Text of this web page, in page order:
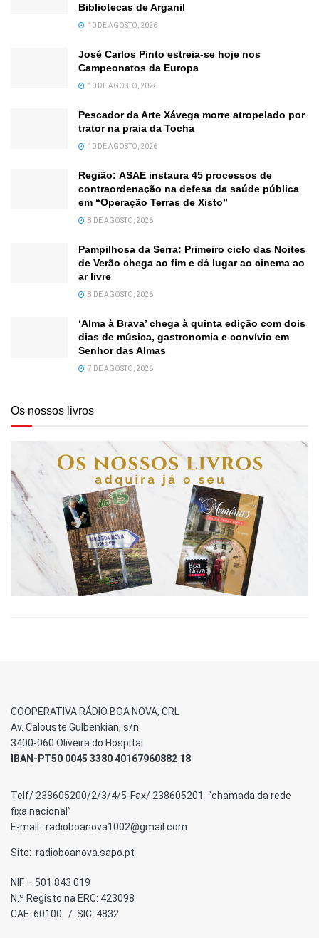
Bibliotecas de Arganil
10 DE AGOSTO, 2026
José Carlos Pinto estreia-se hoje nos
Campeonatos da Europa
10 DE AGOSTO, 2026
Pescador da Arte Xávega morre atropelado por
trator na praia da Tocha
10 DE AGOSTO, 2026
Região: ASAE instaura 45 processos de
contraordenação na defesa da saúde pública
em “Operação Terras de Xisto”
8 DE AGOSTO, 2026
Pampilhosa da Serra: Primeiro ciclo das Noites
de Verão chega ao fim e dá lugar ao cinema ao
ar livre
8 DE AGOSTO, 2026
‘Alma à Brava’ chega à quinta edição com dois
dias de música, gastronomia e convívio em
Senhor das Almas
7 DE AGOSTO, 2026
Os nossos livros
COOPERATIVA RÁDIO BOA NOVA, CRL
Av. Calouste Gulbenkian, s/n
3400-060 Oliveira do Hospital
IBAN-PT50 0045 3380 40167960882 18
Telf/ 238605200/2/3/4/5-Fax/ 238605201 “chamada da rede
fixa nacional”
E-mail: radioboanova1002@gmail.com
Site: radioboanova.sapo.pt
NIF – 501 843 019
N.º Registo na ERC: 423098
CAE: 60100 / SIC: 4832